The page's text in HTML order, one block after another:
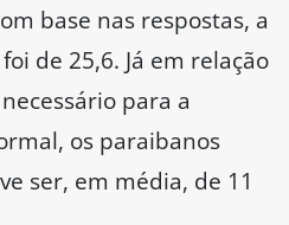
base nas respostas, a
de 25,6. Já em relação
para a
os paraibanos
ser, em média, de 11